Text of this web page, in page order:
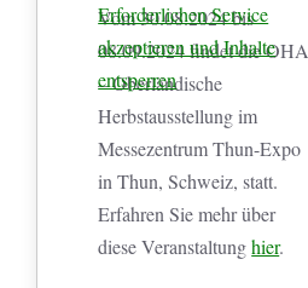
Erforderlichen Service
akzeptieren und Inhalte
entsperren
Vom 30.08.2024 bis
08.09.2024 findet die OHA
– Oberländische
Herbstausstellung im
Messezentrum Thun-Expo
in Thun, Schweiz, statt.
Erfahren Sie mehr über
diese Veranstaltunghier.